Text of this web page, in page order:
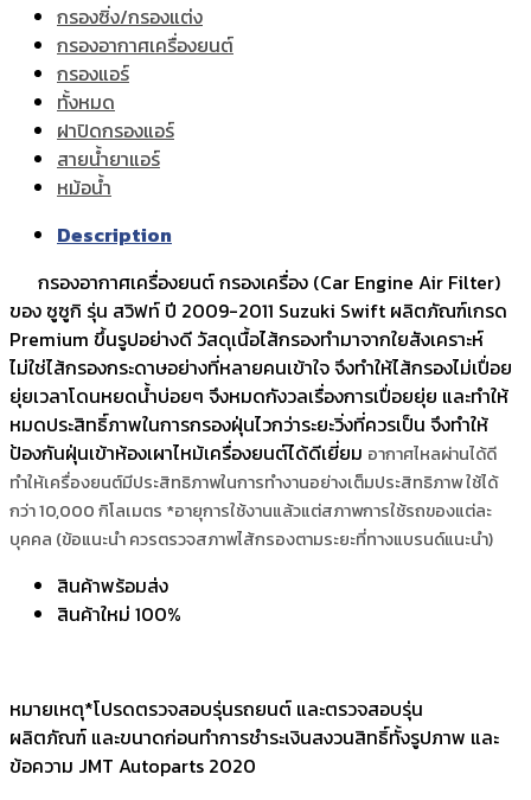
กรองซิ่ง/กรองแต่ง
กรองอากาศเครื่องยนต์
กรองแอร์
ทั้งหมด
ฝาปิดกรองแอร์
สายน้ำยาแอร์
หม้อน้ำ
Description
กรองอากาศเครื่องยนต์ กรองเครื่อง (Car Engine Air Filter)
ของ ซูซูกิ รุ่น สวิฟท์ ปี 2009-2011 Suzuki Swift ผลิตภัณฑ์เกรด
Premium ขึ้นรูปอย่างดี วัสดุเนื้อไส้กรองทำมาจากใยสังเคราะห์
ไม่ใช่ไส้กรองกระดาษอย่างที่หลายคนเข้าใจ จึงทำให้ไส้กรองไม่เปื่อย
ยุ่ยเวลาโดนหยดน้ำบ่อยๆ จึงหมดกังวลเรื่องการเปื่อยยุ่ย และทำให้
หมดประสิทธิ์ภาพในการกรองฝุ่นไวกว่าระยะวิ่งที่ควรเป็น จึงทำให้
ป้องกันฝุ่นเข้าห้องเผาไหม้เครื่องยนต์ได้ดีเยี่ยม อากาศไหลผ่านได้ดี
ทำให้เครื่องยนต์มีประสิทธิภาพในการทำงานอย่างเต็มประสิทธิภาพใช้ได้
กว่า 10,000 กิโลเมตร *อายุการใช้งานแล้วแต่สภาพการใช้รถของแต่ละ
บุคคล (ข้อแนะนำ ควรตรวจสภาพไส้กรองตามระยะที่ทางแบรนด์แนะนำ)
สินค้าพร้อมส่ง
สินค้าใหม่ 100%
หมายเหตุ*โปรดตรวจสอบรุ่นรถยนต์ และตรวจสอบรุ่น
ผลิตภัณฑ์ และขนาดก่อนทำการชำระเงินสงวนสิทธิ์ทั้งรูปภาพ และ
ข้อความ JMT Autoparts 2020